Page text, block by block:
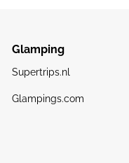
Glamping
Supertrips.nl
Glampings.com